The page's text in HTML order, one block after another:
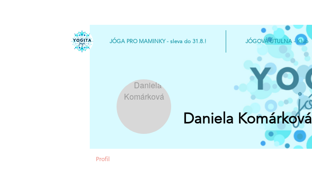
JÓGA PRO MAMINKY - sleva do 31.8.! JÓGOVÁ ÚTULNA - Klub
Daniela Komárková
Profil